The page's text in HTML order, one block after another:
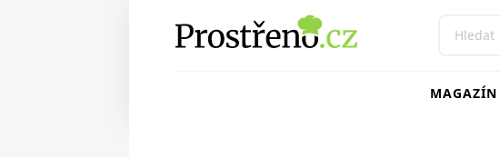
MAGAZÍN